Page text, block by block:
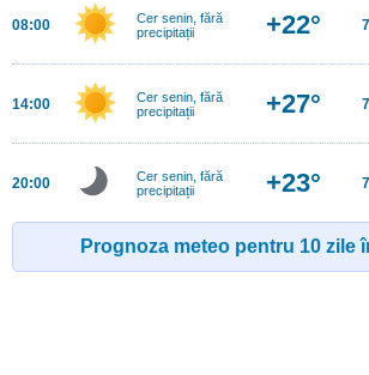
08:00
Cer senin, fără
precipitații
+22°
14:00
Cer senin, fără
precipitații
+27°
20:00
Cer senin, fără
precipitații
+23°
Prognoza meteo pentru 10 zile